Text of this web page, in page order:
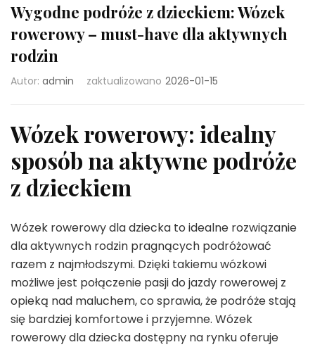
Wygodne podróże z dzieckiem: Wózek
rowerowy – must-have dla aktywnych
rodzin
Autor: admin zaktualizowano 2026-01-15
Wózek rowerowy: idealny
sposób na aktywne podróże
z dzieckiem
Wózek rowerowy dla dziecka to idealne rozwiązanie
dla aktywnych rodzin pragnących podróżować
razem z najmłodszymi. Dzięki takiemu wózkowi
możliwe jest połączenie pasji do jazdy rowerowej z
opieką nad maluchem, co sprawia, że podróże stają
się bardziej komfortowe i przyjemne. Wózek
rowerowy dla dziecka dostępny na rynku oferuje